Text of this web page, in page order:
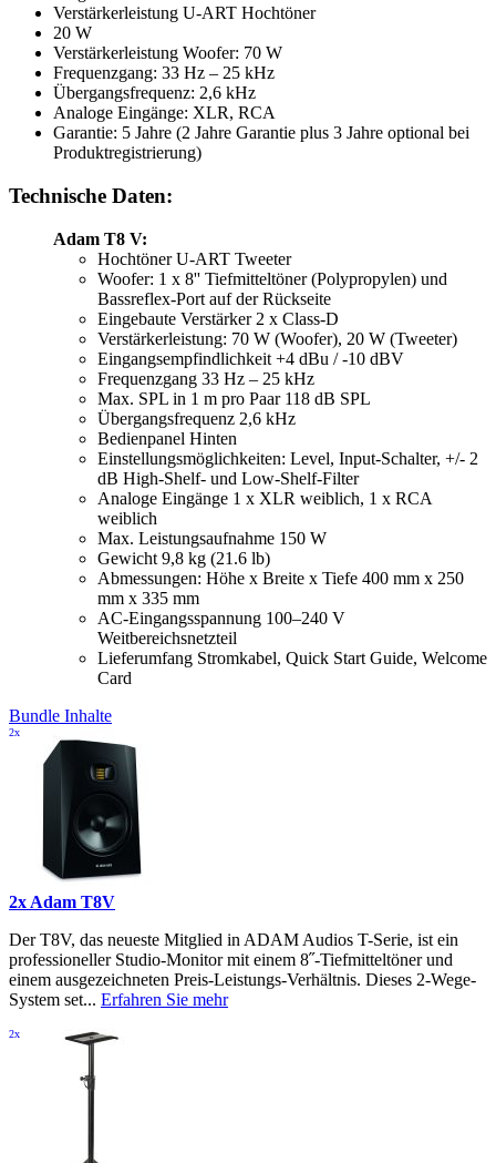
Verstärkerleistung U-ART Hochtöner
20 W
Verstärkerleistung Woofer: 70 W
Frequenzgang: 33 Hz – 25 kHz
Übergangsfrequenz: 2,6 kHz
Analoge Eingänge: XLR, RCA
Garantie: 5 Jahre (2 Jahre Garantie plus 3 Jahre optional bei
Produktregistrierung)
Technische Daten:
Adam T8 V:
Hochtöner U-ART Tweeter
Woofer: 1 x 8'' Tiefmitteltöner (Polypropylen) und
Bassreflex-Port auf der Rückseite
Eingebaute Verstärker 2 x Class-D
Verstärkerleistung: 70 W (Woofer), 20 W (Tweeter)
Eingangsempfindlichkeit +4 dBu / -10 dBV
Frequenzgang 33 Hz – 25 kHz
Max. SPL in 1 m pro Paar 118 dB SPL
Übergangsfrequenz 2,6 kHz
Bedienpanel Hinten
Einstellungsmöglichkeiten: Level, Input-Schalter, +/- 2
dB High-Shelf- und Low-Shelf-Filter
Analoge Eingänge 1 x XLR weiblich, 1 x RCA
weiblich
Max. Leistungsaufnahme 150 W
Gewicht 9,8 kg (21.6 lb)
Abmessungen: Höhe x Breite x Tiefe 400 mm x 250
mm x 335 mm
AC-Eingangsspannung 100–240 V
Weitbereichsnetzteil
Lieferumfang Stromkabel, Quick Start Guide, Welcome
Card
Bundle Inhalte
2x
2x Adam T8V
Der T8V, das neueste Mitglied in ADAM Audios T-Serie, ist ein
professioneller Studio-Monitor mit einem 8˝-Tiefmitteltöner und
einem ausgezeichneten Preis-Leistungs-Verhältnis. Dieses 2-Wege-
System set... Erfahren Sie mehr
2x